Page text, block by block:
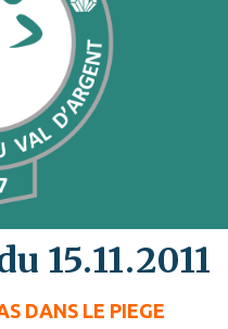
15.11.2011
DANS LE PIEGE